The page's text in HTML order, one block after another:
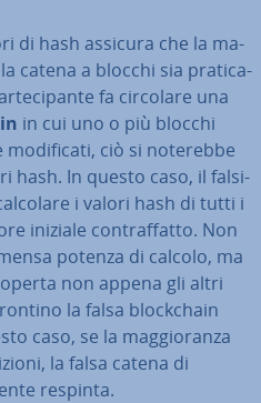
di hash assicura che la ma­
catena a blocchi sia pra­ti­ca­
fa circolare una
in cui uno o più blocchi
mo­di­fi­ca­ti, ciò si noterebbe
hash. In questo caso, il fal­si­
i valori hash di tutti i
iniziale con­traf­fat­to. Non
potenza di calcolo, ma
non appena gli altri
la falsa bloc­k­chain
caso, se la mag­gio­ran­za
la falsa catena di
respinta.